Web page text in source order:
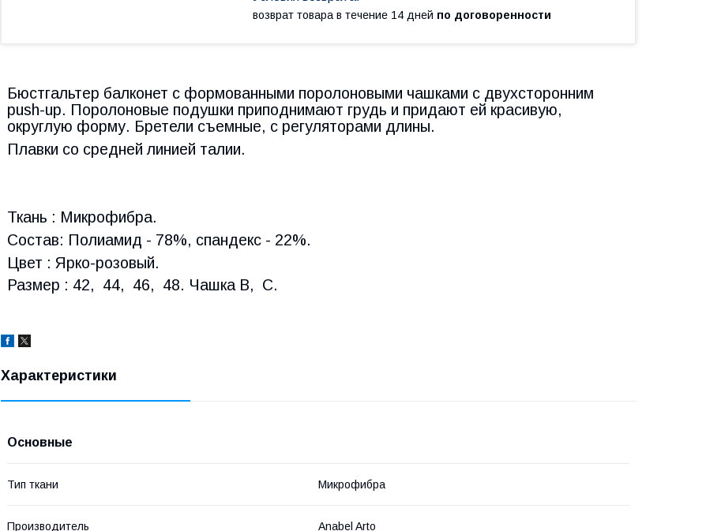
возврат товара в течение 14 дней по договоренности
Бюстгальтер балконет с формованными поролоновыми чашками с двухсторонним
push-up. Поролоновые подушки приподнимают грудь и придают ей красивую,
округлую форму. Бретели съемные, с регуляторами длины.
Плавки со средней линией талии.
Ткань : Микрофибра.
Состав: Полиамид - 78%, спандекс - 22%.
Цвет : Ярко-розовый.
Размер : 42, 44, 46, 48. Чашка В, С.
Характеристики
Основные
Тип ткани Микрофибра
Производитель Anabel Arto